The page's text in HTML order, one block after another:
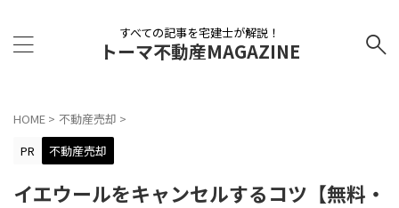
すべての記事を宅建士が解説！
トーマ不動産MAGAZINE
HOME > 不動産売却 >
PR
不動産売却
イエウールをキャンセルするコツ【無料・